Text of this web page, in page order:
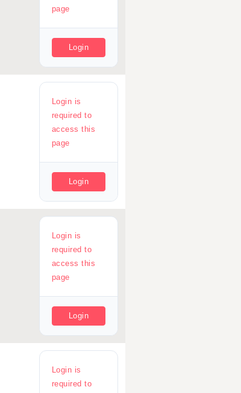
page
Login
Login is
required to
access this
page
Login
Login is
required to
access this
page
Login
Login is
required to